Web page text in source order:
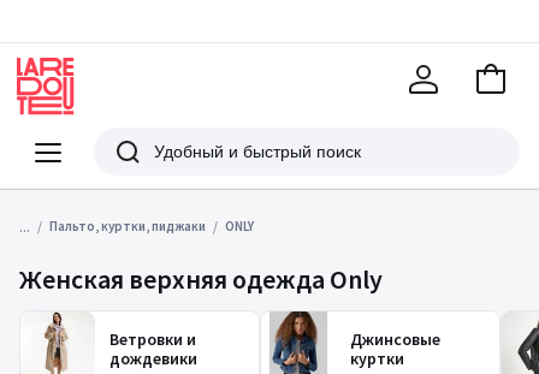
Меню
Redoute
Поиск
В
... Пальто, куртки, пиджаки ONLY
Женская верхняя одежда Only
Ветровки и
дождевики
Джинсовые
куртки